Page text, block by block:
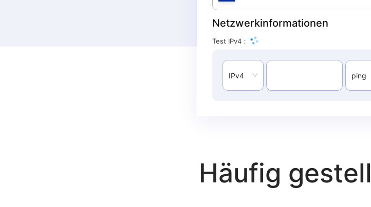
Netzwerkinformationen
Test IPv4：
IPv4 ping
Häufig